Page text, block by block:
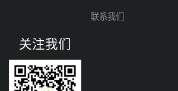
联系我们
关注我们